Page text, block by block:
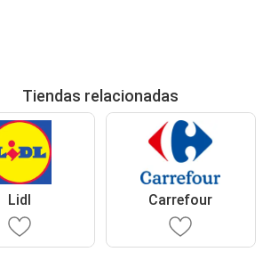
Tiendas relacionadas
Lidl Carrefour